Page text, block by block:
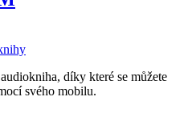
díky které se můžete
svého mobilu.